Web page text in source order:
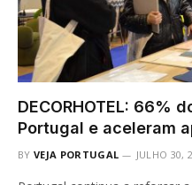
DECORHOTEL: 66%
Portugal e aceleram
BY VEJA PORTUGAL JULHO 30,